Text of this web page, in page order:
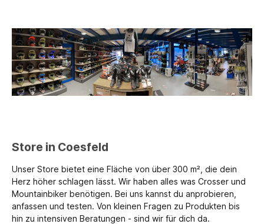
Store in Coesfeld
Unser Store bietet eine Fläche von über 300 m², die dein
Herz höher schlagen lässt. Wir haben alles was Crosser und
Mountainbiker benötigen. Bei uns kannst du anprobieren,
anfassen und testen. Von kleinen Fragen zu Produkten bis
hin zu intensiven Beratungen - sind wir für dich da.